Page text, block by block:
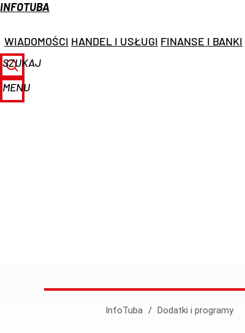
INFOTUBA
WIADOMOŚCI HANDEL I USŁUGI FINANSE I BANKI
SZUKAJ
MENU
InfoTuba / Dodatki i programy